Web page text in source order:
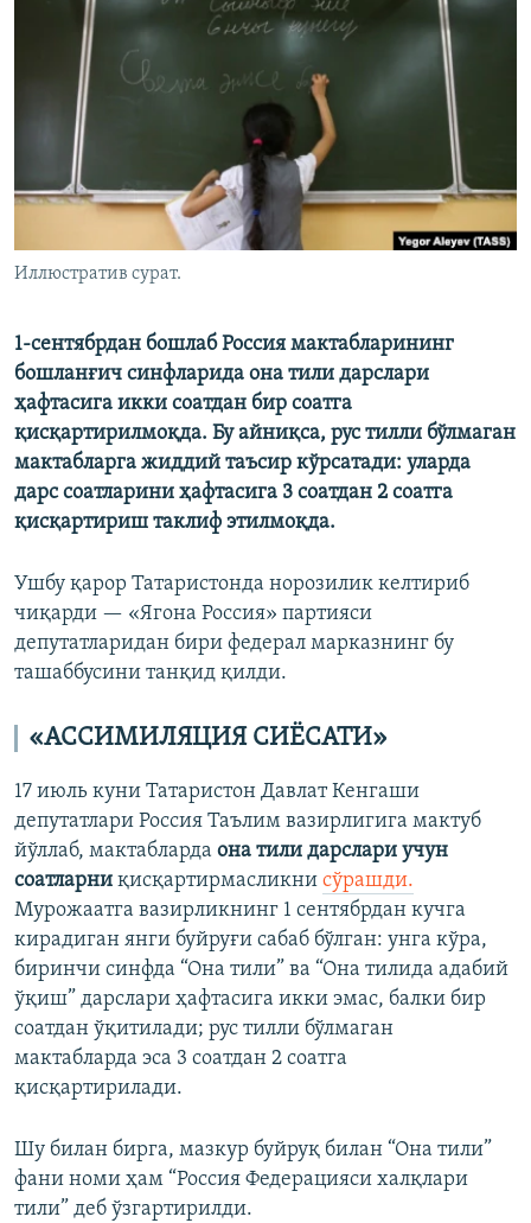
Иллюстратив сурат.
1‑сентябрдан бошлаб Россия мактабларининг
бошланғич синфларида она тили дарслари
ҳафтасига икки соатдан бир соатга
қисқартирилмоқда. Бу айниқса, рус тилли бўлмаган
мактабларга жиддий таъсир кўрсатади: уларда
дарс соатларини ҳафтасига 3 соатдан 2 соатга
қисқартириш таклиф этилмоқда.
Ушбу қарор Татаристонда норозилик келтириб
чиқарди — «Ягона Россия» партияси
депутатларидан бири федерал марказнинг бу
ташаббусини танқид қилди.
«АССИМИЛЯЦИЯ СИЁСАТИ»
17 июль куни Татаристон Давлат Кенгаши
депутатлари Россия Таълим вазирлигига мактуб
йўллаб, мактабларда она тили дарслари учун
соатларни қисқартирмасликни сўрашди.
Мурожаатга вазирликнинг 1 сентябрдан кучга
кирадиган янги буйруғи сабаб бўлган: унга кўра,
биринчи синфда “Она тили” ва “Она тилида адабий
ўқиш” дарслари ҳафтасига икки эмас, балки бир
соатдан ўқитилади; рус тилли бўлмаган
мактабларда эса 3 соатдан 2 соатга
қисқартирилади.
Шу билан бирга, мазкур буйруқ билан “Она тили”
фани номи ҳам “Россия Федерацияси халқлари
тили” деб ўзгартирилди.